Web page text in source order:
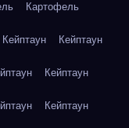
Картофель
Кейптаун Кейптаун
Кейптаун
Кейптаун